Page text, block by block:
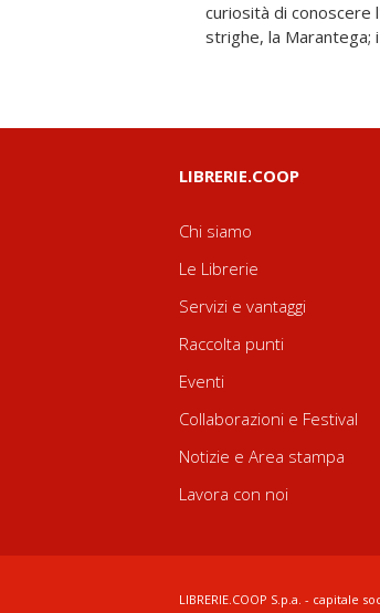
curiosità di conoscere
strighe, la Marantega;
LIBRERIE.COOP
Chi siamo
Le Librerie
Servizi e vantaggi
Raccolta punti
Eventi
Collaborazioni e Festival
Notizie e Area stampa
Lavora con noi
LIBRERIE.COOP S.p.a. - capitale